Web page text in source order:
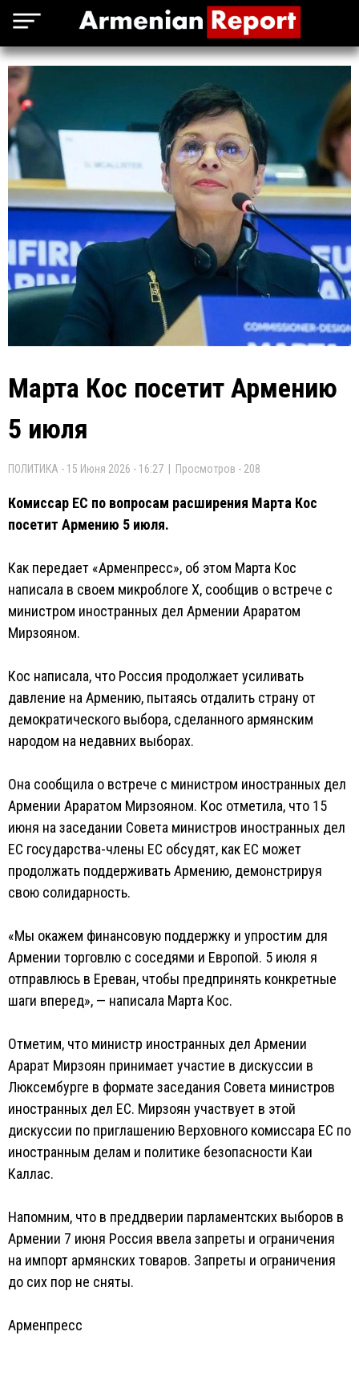
Марта Кос посетит Армению
5 июля
ПОЛИТИКА - 15 Июня 2026 - 16:27 | Просмотров - 208
Комиссар ЕС по вопросам расширения Марта Кос
посетит Армению 5 июля.
Как передает «Арменпресс», об этом Марта Кос
написала в своем микроблоге X, сообщив о встрече с
министром иностранных дел Армении Араратом
Мирзояном.
Кос написала, что Россия продолжает усиливать
давление на Армению, пытаясь отдалить страну от
демократического выбора, сделанного армянским
народом на недавних выборах.
Она сообщила о встрече с министром иностранных дел
Армении Араратом Мирзояном. Кос отметила, что 15
июня на заседании Совета министров иностранных дел
ЕС государства-члены ЕС обсудят, как ЕС может
продолжать поддерживать Армению, демонстрируя
свою солидарность.
«Мы окажем финансовую поддержку и упростим для
Армении торговлю с соседями и Европой. 5 июля я
отправлюсь в Ереван, чтобы предпринять конкретные
шаги вперед», — написала Марта Кос.
Отметим, что министр иностранных дел Армении
Арарат Мирзоян принимает участие в дискуссии в
Люксембурге в формате заседания Совета министров
иностранных дел ЕС. Мирзоян участвует в этой
дискуссии по приглашению Верховного комиссара ЕС по
иностранным делам и политике безопасности Каи
Каллас.
Напомним, что в преддверии парламентских выборов в
Армении 7 июня Россия ввела запреты и ограничения
на импорт армянских товаров. Запреты и ограничения
до сих пор не сняты.
Арменпресс